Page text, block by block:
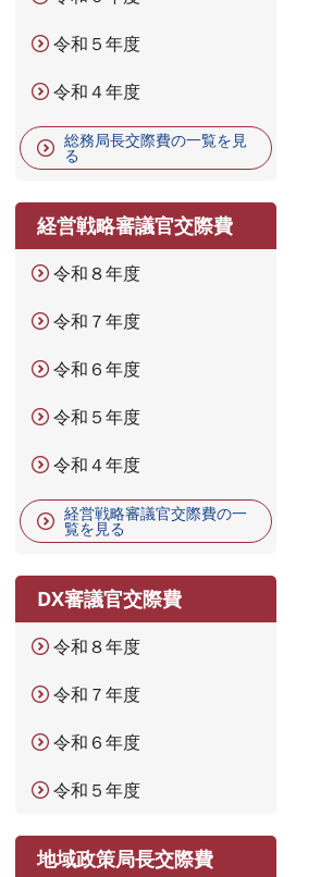
令和５年度
令和４年度
総務局長交際費の一覧を見
る
経営戦略審議官交際費
令和８年度
令和７年度
令和６年度
令和５年度
令和４年度
経営戦略審議官交際費の一
覧を見る
DX審議官交際費
令和８年度
令和７年度
令和６年度
令和５年度
地域政策局長交際費